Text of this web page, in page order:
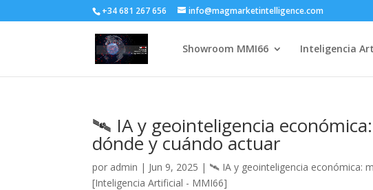
+34 681 267 656 info@magmarketintelligence.com
Showroom MMI66 Inteligencia
🛰️ IA y geointeligencia
dónde y cuándo actuar
por admin | Jun 9, 2025 | 🛰️ IA y geointeligencia económica:
[Inteligencia Artificial - MMI66]